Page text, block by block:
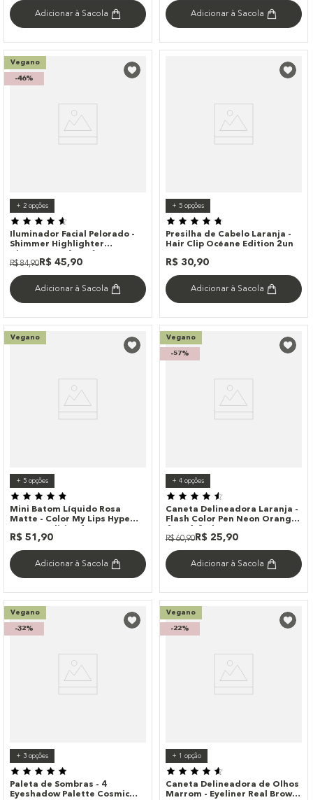
Adicionar à Sacola Adicionar à Sacola
Vegano
-46%
+ 2opções
Iluminador Facial Pelorado -
Shimmer Highlighter
R$ 84,90R$ 45,90
Adicionar à Sacola
+ 5opções
Presilha de Cabelo Laranja -
Hair Clip Océane Edition 2un
R$ 30,90
Adicionar à Sacola
Vegano
+ 5opções
Mini Batom Líquido Rosa
Matte - Color My Lips Hype
R$ 51 ,90
Adicionar à Sacola
Vegano
-57%
+ 4opções
Caneta Delineadora Laranja -
Flash Color Pen Neon Orange
R$ 60,90R$ 25,90
Adicionar à Sacola
Vegano
-32%
+ 3opções
Paleta de Sombras - 4
Eyeshadow Palette Cosmic
Vegano
-22%
+ 1 opção
Caneta Delineadora de Olhos
Marrom - Eyeliner Real Brown